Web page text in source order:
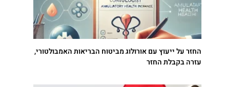
החזר על ייעוץ עם אורולוג מביטוח הבריאות האמבולטורי,
עזרה בקבלת החזר